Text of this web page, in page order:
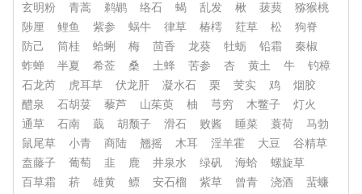
玄明粉
青蒿 鹈鹕 络石 蝎 乱发 楸 菝葜
猕猴桃
陟厘
鲤鱼 紫参 蜗牛 律草 椿樗 荭草 松
狗脊
防己
筒桂 蛤蜊 梅 茴香 龙葵 牡蛎 铅霜
秦椒
蚱蝉
半夏 希莶 桑 土蜂 苦参 杏 黄土 牛
钓樟
石龙芮
虎耳草 伏龙肝 凝水石 栗 芰实 鸡
烟胶
醴泉
石胡荽 藜芦 山茱萸 柚 芎穷 木鳖子
灯火
通草
石南 蕺 胡颓子 滑石 败酱 睡菜 蓑荷
马勃
鼠尾草
小青 商陆 翘摇 木耳 淫羊霍 大豆
谷精草
盍藤子
葡萄 韭 鹿 井泉水 绿矾 海蛤
螺旋草
百草霜
菥 雄黄 鳔 安石榴 紫草 曾青 浇酒
蜚蠊